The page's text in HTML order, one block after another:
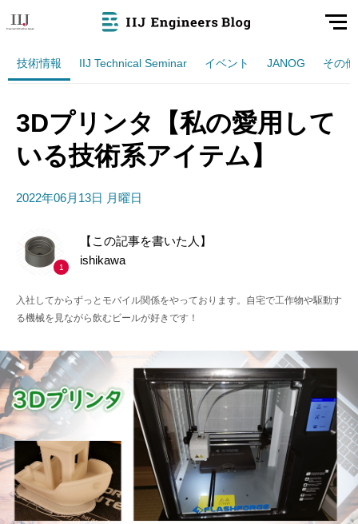
技術情報 IIJ Technical Seminar イベント JANOG その他
3Dプリンタ【私の愛用して
いる技術系アイテム】
2022年06月13日 月曜日
1
【この記事を書いた人】
ishikawa
入社してからずっとモバイル関係をやっております。自宅で工作物や駆動す
る機械を見ながら飲むビールが好きです！